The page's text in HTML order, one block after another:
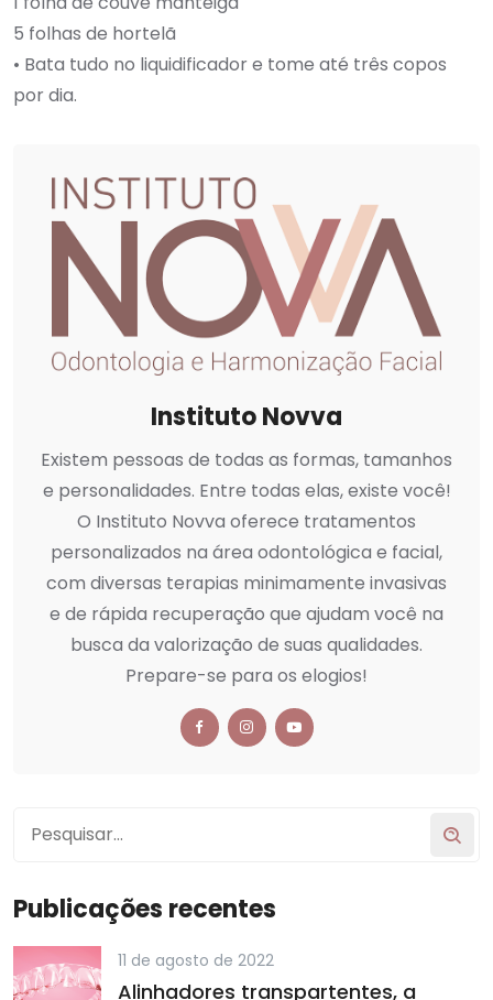
5 folhas de hortelã
• Bata tudo no liquidificador e tome até três copos
por dia.
Instituto Novva
Existem pessoas de todas as formas, tamanhos
e personalidades. Entre todas elas, existe você!
O Instituto Novva oferece tratamentos
personalizados na área odontológica e facial,
com diversas terapias minimamente invasivas
e de rápida recuperação que ajudam você na
busca da valorização de suas qualidades.
Prepare-se para os elogios!
Publicações recentes
11 de agosto de 2022
Alinhadores transpartentes, a